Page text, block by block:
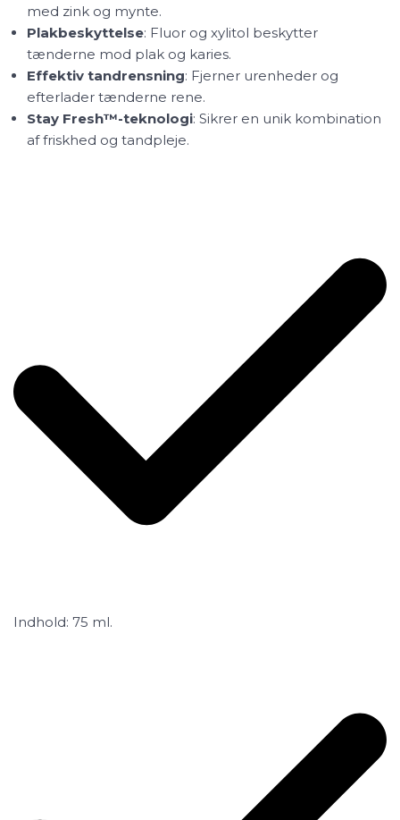
med zink og mynte.
Plakbeskyttelse: Fluor og xylitol beskytter
tænderne mod plak og karies.
Effektiv tandrensning: Fjerner urenheder og
efterlader tænderne rene.
Stay Fresh™-teknologi: Sikrer en unik kombination
af friskhed og tandpleje.
Indhold: 75 ml.